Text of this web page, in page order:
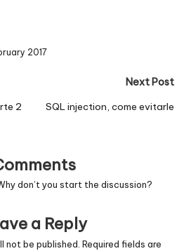
2017
2
Next Post
SQL injection, come evitarle
don’t you start the discussion?
a Reply
not be published. Required fields are